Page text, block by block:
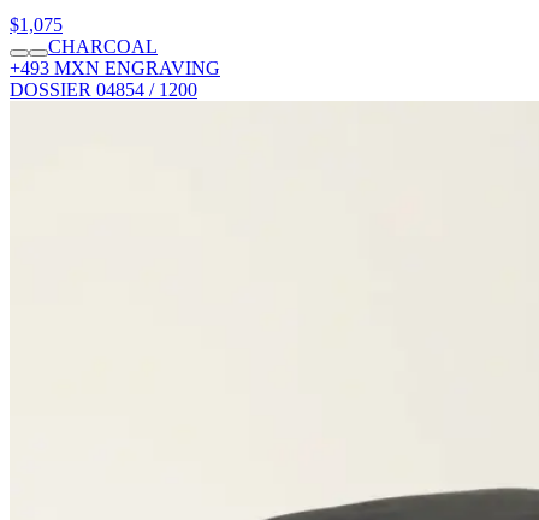
$1,075
CHARCOAL
+493 MXN ENGRAVING
DOSSIER 04854 / 1200